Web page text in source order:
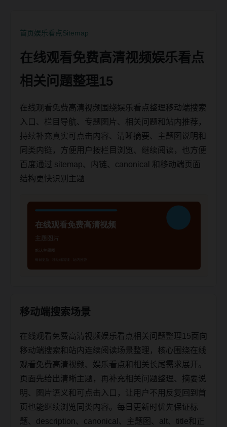
首页娱乐看点Sitemap
在线观看免费高清视频娱乐看点
相关问题整理15
在线观看免费高清视频围绕娱乐看点整理移动端搜索
入口、栏目导航、专题图片、相关问题和站内推荐，
持续补充真实可点击内容、清晰摘要、主题图说明和
同类内链，方便用户按栏目浏览、继续阅读，也方便
百度通过 sitemap、内链、canonical 和移动端页面
结构更快识别主题
移动端搜索场景
在线观看免费高清视频娱乐看点相关问题整理15面向
移动端搜索和站内连续阅读场景整理，核心围绕在线
观看免费高清视频、娱乐看点和相关长尾需求展开。
页面先给出清晰主题，再补充相关问题整理、摘要说
明、图片语义和可点击入口，让用户不用反复回到首
页也能继续浏览同类内容。每日更新时优先保证标
题、description、canonical、主题图、alt、title和正